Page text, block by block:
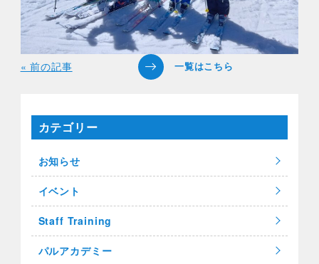
« 前の記事
カテゴリー
お知らせ
イベント
Staff Training
パルアカデミー